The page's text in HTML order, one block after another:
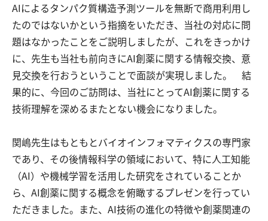
AIによるタンパク質構造予測ツールを無断で商用利用し
たのではないかという指摘をいただき、当社の対応に問
題はなかったことをご説明しましたが、これをきっかけ
に、先生も当社も前向きにAI創薬に関する情報交換、意
見交換を行おうということで面談が実現しました。 結
果的に、今回のご訪問は、当社にとってAI創薬に関する
技術理解を深めるまたとない機会になりました。
関嶋先生はもともとバイオインフォマティクスの専門家
であり、その後情報科学の領域において、特に人工知能
（AI）や機械学習を活用した研究をされていることか
ら、AI創薬に関する概念を俯瞰するプレゼンを行ってい
ただきました。また、AI技術の進化の特徴や創薬関連の